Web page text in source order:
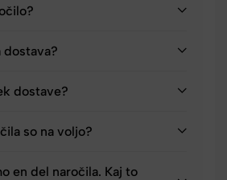
dostava?
dostave?
so na voljo?
en del naročila. Kaj to